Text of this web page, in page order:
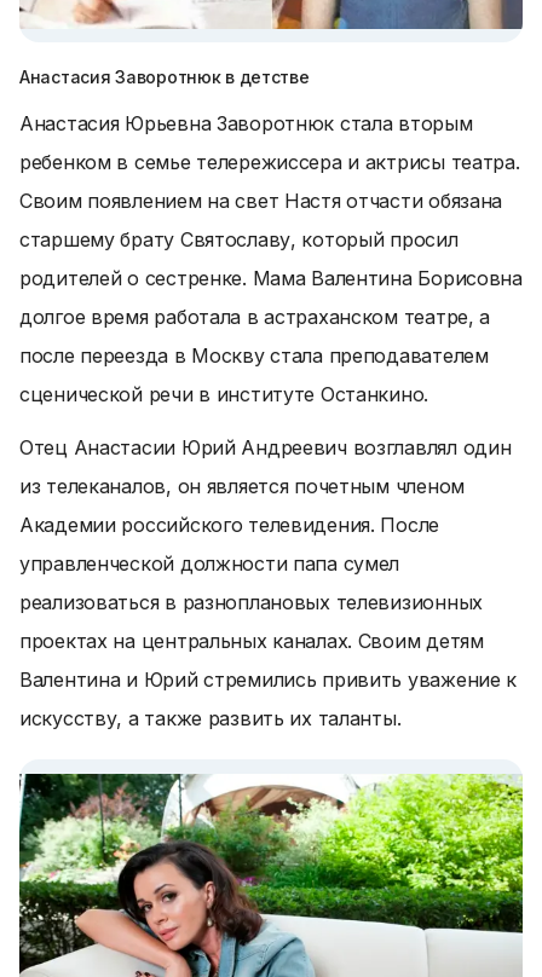
Анастасия Заворотнюк в детстве
Анастасия Юрьевна Заворотнюк стала вторым
ребенком в семье телережиссера и актрисы театра.
Своим появлением на свет Настя отчасти обязана
старшему брату Святославу, который просил
родителей о сестренке. Мама Валентина Борисовна
долгое время работала в астраханском театре, а
после переезда в Москву стала преподавателем
сценической речи в институте Останкино.
Отец Анастасии Юрий Андреевич возглавлял один
из телеканалов, он является почетным членом
Академии российского телевидения. После
управленческой должности папа сумел
реализоваться в разноплановых телевизионных
проектах на центральных каналах. Своим детям
Валентина и Юрий стремились привить уважение к
искусству, а также развить их таланты.